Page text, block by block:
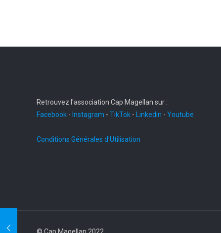
Retrouvez l'association Cap Magellan sur :
Facebook - Instagram - TikTok - Linkedin - Youtube
Conditions Générales d'Utilisation